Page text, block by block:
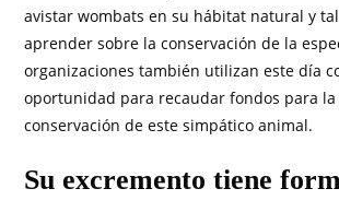
avistar wombats en su hábitat natural y
aprender sobre la conservación de la
organizaciones también utilizan este día
oportunidad para recaudar fondos para
conservación de este simpático animal.
Su excremento tiene